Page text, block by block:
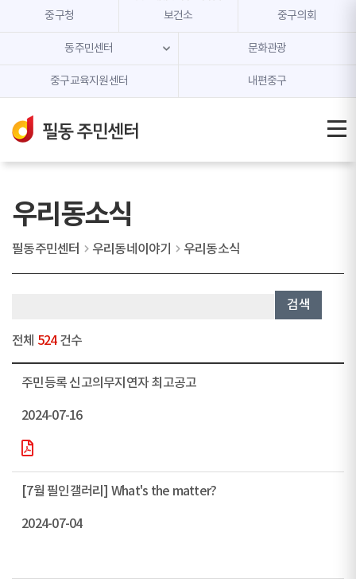
본문 내용 바로가기
주메뉴 바로가기
중구청 보건소 중구의회
동주민센터 문화관광
중구교육지원센터 내편중구
우리동소식
필동주민센터 우리동네이야기 우리동소식
검색
전체 524건수
주민등록 신고의무지연자 최고공고
2024-07-16
[7월 필인갤러리] What's the matter?
2024-07-04